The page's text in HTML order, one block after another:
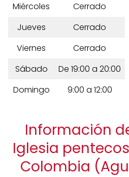
Miércoles
Cerrado
Jueves
Cerrado
Viernes
Cerrado
Sábado
De 19:00 a 20:00
Domingo
9:00 a 12:00
Información
Iglesia
Colombia